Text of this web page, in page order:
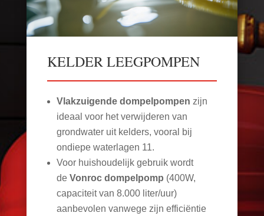
KELDER LEEGPOMPEN
Vlakzuigende dompelpompen zijn
ideaal voor het verwijderen van
grondwater uit kelders, vooral bij
ondiepe waterlagen 11.
Voor huishoudelijk gebruik wordt
de Vonroc dompelpomp (400W,
capaciteit van 8.000 liter/uur)
aanbevolen vanwege zijn efficiëntie